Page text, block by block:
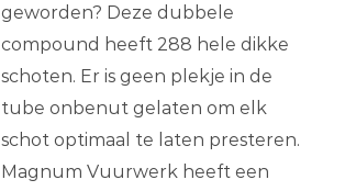
geworden? Deze dubbele
compound heeft 288 hele dikke
schoten. Er is geen plekje in de
tube onbenut gelaten om elk
schot optimaal te laten presteren.
Magnum Vuurwerk heeft een